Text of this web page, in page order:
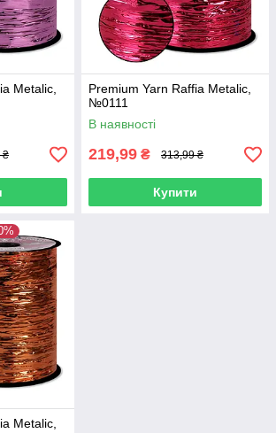
Metalic,
₴
Premium Yarn Raffia Metalic,
№0111
В наявності
219,99 ₴ 313,99 ₴
Купити
Metalic,